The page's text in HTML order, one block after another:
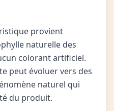
provient
naturelle des
colorant artificiel.
peut évoluer vers des
naturel qui
du produit.